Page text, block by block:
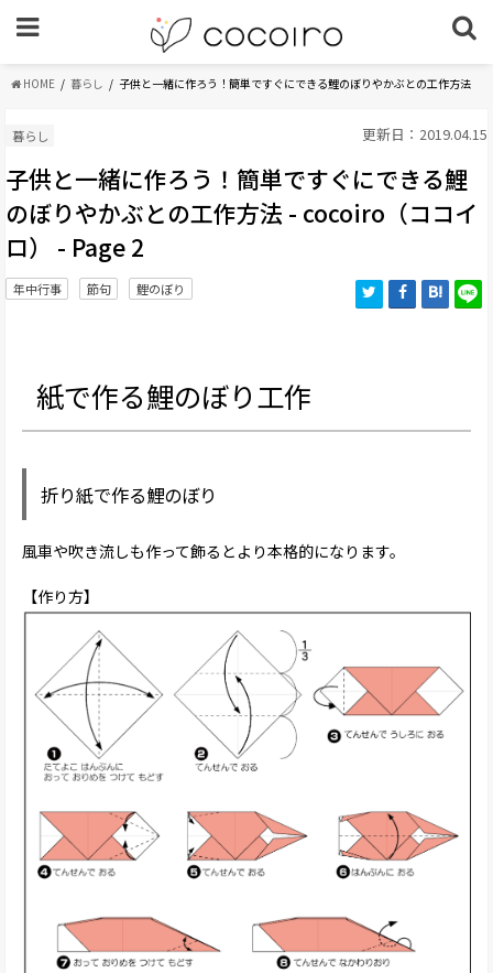
HOME 暮らし 子供と一緒に作ろう！簡単ですぐにできる鯉のぼりやかぶとの工作方法
暮らし 更新日：2019.04.15
子供と一緒に作ろう！簡単ですぐにできる鯉
のぼりやかぶとの工作方法 - cocoiro（ココイ
ロ） - Page 2
年中行事 節句 鯉のぼり
紙で作る鯉のぼり工作
折り紙で作る鯉のぼり
風車や吹き流しも作って飾るとより本格的になります。
【作り方】